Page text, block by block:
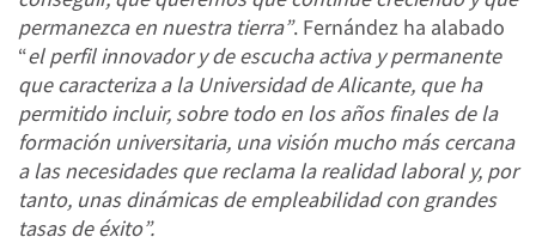
permanezca en nuestra tierra”. Fernández ha alabado
“el perfil innovador y de escucha activa y permanente
que caracteriza a la Universidad de Alicante, que ha
permitido incluir, sobre todo en los años finales de la
formación universitaria, una visión mucho más cercana
a las necesidades que reclama la realidad laboral y, por
tanto, unas dinámicas de empleabilidad con grandes
tasas de éxito”.